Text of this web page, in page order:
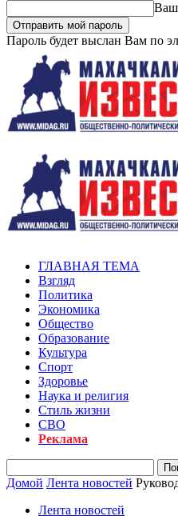
Ваш
Пароль будет выслан Вам по
ГЛАВНАЯ ТЕМА
Взгляд
Политика
Экономика
Общество
Образование
Культура
Спорт
Здоровье
Наука и религия
Стиль жизни
СВО
Реклама
Домой Лента новостей
Лента новостей